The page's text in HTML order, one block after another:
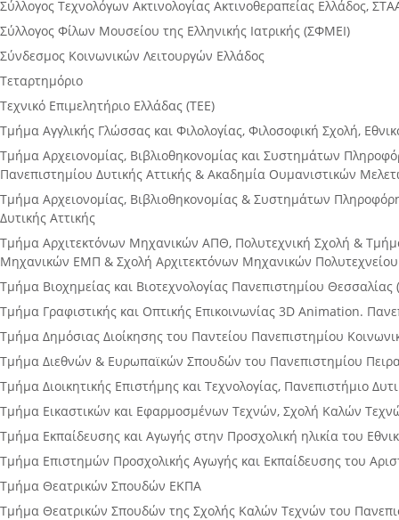
Σύλλογος Τεχνολόγων Ακτινολογίας Ακτινοθεραπείας Ελλάδος,
Σύλλογος Φίλων Μουσείου της Ελληνικής Ιατρικής (ΣΦΜΕΙ)
Σύνδεσμος Κοινωνικών Λειτουργών Ελλάδος
Τεταρτημόριο
Τεχνικό Επιμελητήριο Ελλάδας (ΤΕΕ)
Τμήμα Αγγλικής Γλώσσας και Φιλολογίας, Φιλοσοφική Σχολή,
Τµήµα Αρχειονομίας, Βιβλιοθηκονομίας και Συστημάτων
Πανεπιστηµίου Δυτικής Αττικής & Ακαδημία Ουμανιστικών
Τμήμα Αρχειονομίας, Βιβλιοθηκονομίας & Συστημάτων
Δυτικής Αττικής
Τμήμα Αρχιτεκτόνων Μηχανικών ΑΠΘ, Πολυτεχνική Σχολή &
Μηχανικών ΕΜΠ & Σχολή Αρχιτεκτόνων Μηχανικών
Τμήμα Βιοχημείας και Βιοτεχνολογίας Πανεπιστημίου Θεσσαλίας
Τμήμα Γραφιστικής και Οπτικής Επικοινωνίας 3D Animation.
Τμήμα Δημόσιας Διοίκησης του Παντείου Πανεπιστημίου
Τμήμα Διεθνών & Ευρωπαϊκών Σπουδών του Πανεπιστημίου
Τμήμα Διοικητικής Επιστήμης και Τεχνολογίας, Πανεπιστήμιο
Τμήμα Εικαστικών και Εφαρμοσμένων Τεχνών, Σχολή Καλών
Τμήμα Εκπαίδευσης και Αγωγής στην Προσχολική ηλικία του
Τμήμα Επιστημών Προσχολικής Αγωγής και Εκπαίδευσης του
Τμήμα Θεατρικών Σπουδών ΕΚΠΑ
Τμήμα Θεατρικών Σπουδών της Σχολής Καλών Τεχνών του